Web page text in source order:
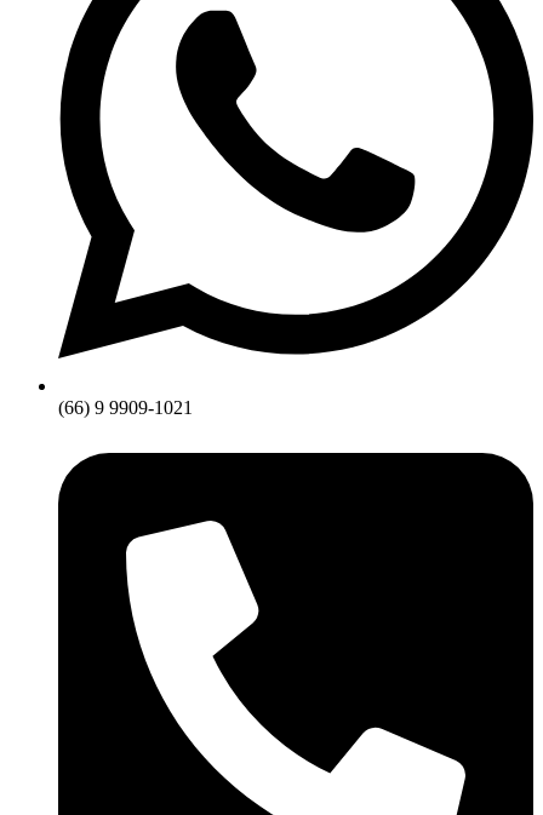
(66) 9 9909-1021